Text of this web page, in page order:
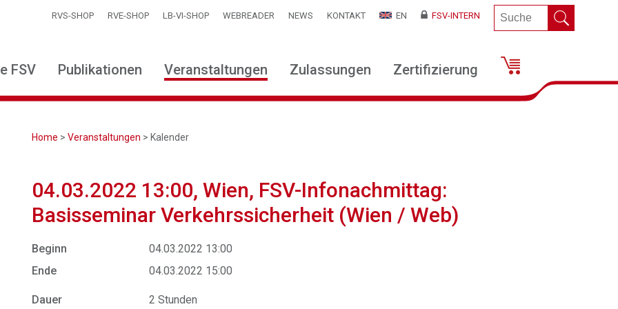
RVS-SHOP RVE-SHOP LB-VI-SHOP WEBREADER NEWS KONTAKT EN FSV-INTERN
FSV Publikationen Veranstaltungen Zulassungen Zertifizierung
Home >Veranstaltungen > Kalender
04.03.2022 13:00, Wien, FSV-Infonachmittag:
Basisseminar Verkehrssicherheit (Wien / Web)
Beginn
04.03.2022 13:00
Ende
04.03.2022 15:00
Dauer 2 Stunden